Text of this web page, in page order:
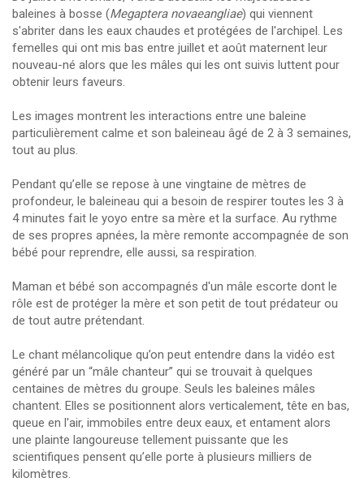
baleines à bosse (Megaptera novaeangliae) qui viennent
s'abriter dans les eaux chaudes et protégées de l'archipel. Les
femelles qui ont mis bas entre juillet et août maternent leur
nouveau-né alors que les mâles qui les ont suivis luttent pour
obtenir leurs faveurs.
Les images montrent les interactions entre une baleine
particulièrement calme et son baleineau âgé de 2 à 3 semaines,
tout au plus.
Pendant qu’elle se repose à une vingtaine de mètres de
profondeur, le baleineau qui a besoin de respirer toutes les 3 à
4 minutes fait le yoyo entre sa mère et la surface. Au rythme
de ses propres apnées, la mère remonte accompagnée de son
bébé pour reprendre, elle aussi, sa respiration.
Maman et bébé son accompagnés d'un mâle escorte dont le
rôle est de protéger la mère et son petit de tout prédateur ou
de tout autre prétendant.
Le chant mélancolique qu’on peut entendre dans la vidéo est
généré par un “mâle chanteur” qui se trouvait à quelques
centaines de mètres du groupe. Seuls les baleines mâles
chantent. Elles se positionnent alors verticalement, tête en bas,
queue en l'air, immobiles entre deux eaux, et entament alors
une plainte langoureuse tellement puissante que les
scientifiques pensent qu’elle porte à plusieurs milliers de
kilomètres.